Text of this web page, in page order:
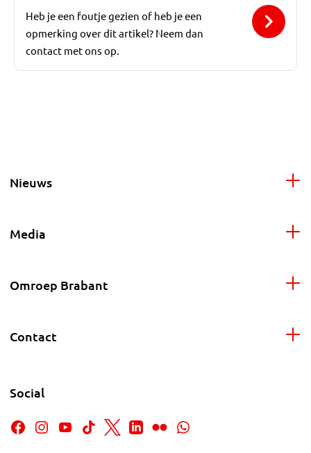
Heb je een foutje gezien of heb je een
opmerking over dit artikel? Neem dan
contact met ons op.
Nieuws
Media
Omroep Brabant
Contact
Social